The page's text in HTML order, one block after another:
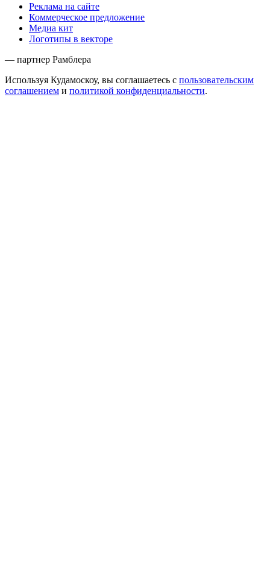
Реклама на сайте
Коммерческое предложение
Медиа кит
Логотипы в векторе
— партнер Рамблера
Используя Кудамоскоу, вы соглашаетесь с пользовательским
соглашением и политикой конфиденциальности.